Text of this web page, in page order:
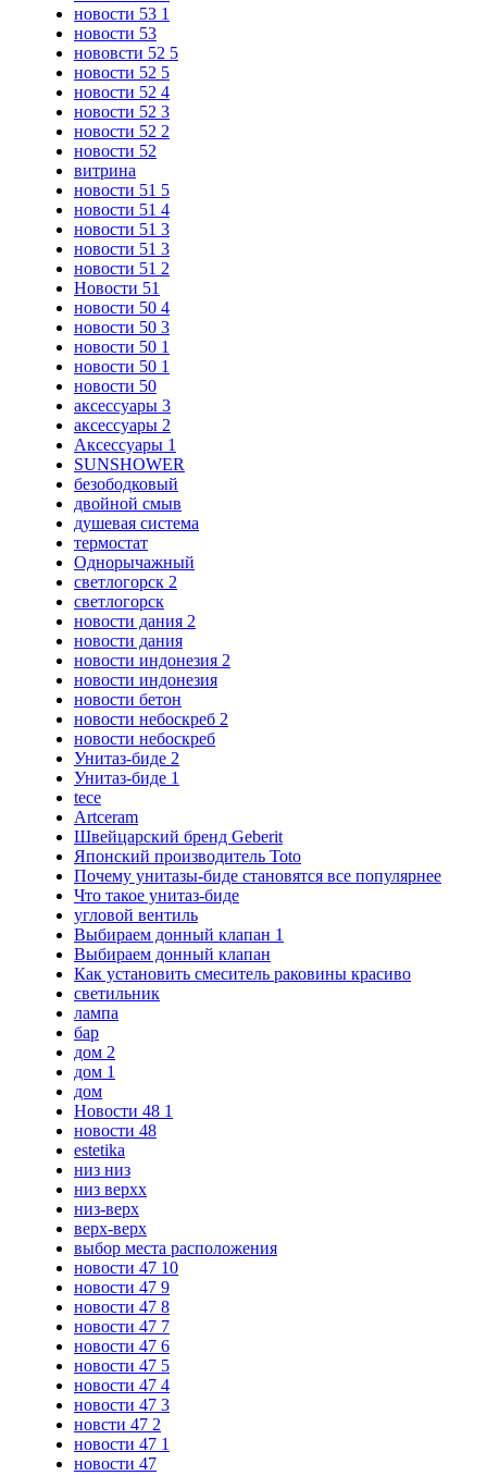
новости 53 1
новости 53
нововсти 52 5
новости 52 5
новости 52 4
новости 52 3
новости 52 2
новости 52
витрина
новости 51 5
новости 51 4
новости 51 3
новости 51 3
новости 51 2
Новости 51
новости 50 4
новости 50 3
новости 50 1
новости 50 1
новости 50
аксессуары 3
аксессуары 2
Аксессуары 1
SUNSHOWER
безободковый
двойной смыв
душевая система
термостат
Однорычажный
светлогорск 2
светлогорск
новости дания 2
новости дания
новости индонезия 2
новости индонезия
новости бетон
новости небоскреб 2
новости небоскреб
Унитаз-биде 2
Унитаз-биде 1
tece
Artceram
Швейцарский бренд Geberit
Японский производитель Toto
Почему унитазы-биде становятся все популярнее
Что такое унитаз-биде
угловой вентиль
Выбираем донный клапан 1
Выбираем донный клапан
Как установить смеситель раковины красиво
светильник
лампа
бар
дом 2
дом 1
дом
Новости 48 1
новости 48
estetika
низ низ
низ верхх
низ-верх
верх-верх
выбор места расположения
новости 47 10
новости 47 9
новости 47 8
новости 47 7
новости 47 6
новости 47 5
новости 47 4
новости 47 3
новсти 47 2
новости 47 1
новости 47